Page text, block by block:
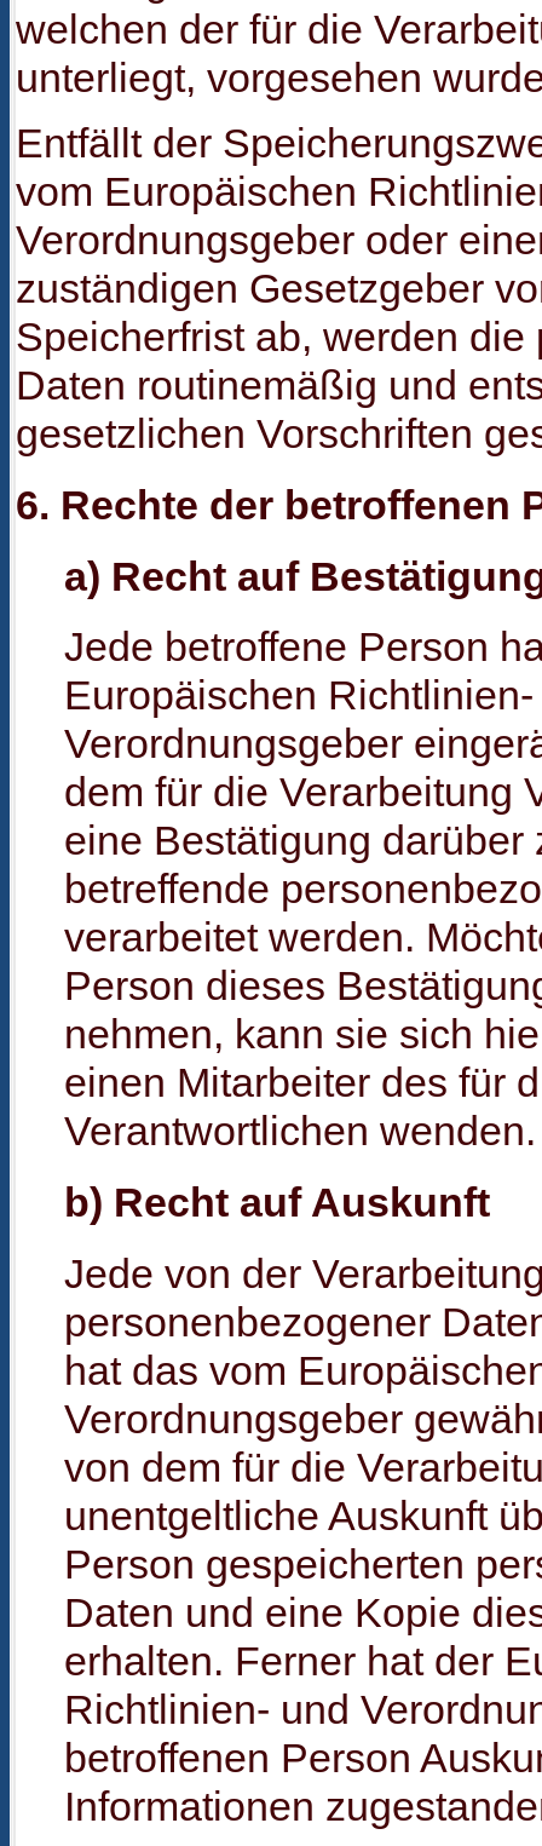
welchen der für die
unterliegt, vorgesehen
Entfällt der
vom Europäischen
Verordnungsgeber oder
zuständigen Gesetzgeber
Speicherfrist ab, werden
Daten routinemäßig und
gesetzlichen Vorschriften
6. Rechte der betroffenen
a) Recht auf
Jede betroffene Person
Europäischen
Verordnungsgeber
dem für die Verarbeitung
eine Bestätigung darüber
betreffende
verarbeitet werden.
Person dieses
nehmen, kann sie sich
einen Mitarbeiter des für
Verantwortlichen wenden.
b) Recht auf Auskunft
Jede von der
personenbezogener
hat das vom
Verordnungsgeber
von dem für die
unentgeltliche Auskunft
Person gespeicherten
Daten und eine Kopie
erhalten. Ferner hat der
Richtlinien- und
betroffenen Person
Informationen